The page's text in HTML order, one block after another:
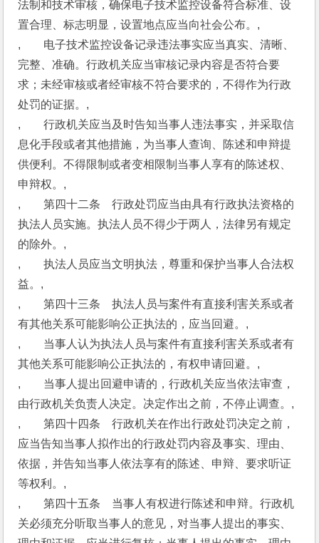
法制和技术审核，确保电子技术监控设备符合标准、设
置合理、标志明显，设置地点应当向社会公布。,
,　　电子技术监控设备记录违法事实应当真实、清晰、
完整、准确。行政机关应当审核记录内容是否符合要
求；未经审核或者经审核不符合要求的，不得作为行政
处罚的证据。,
,　　行政机关应当及时告知当事人违法事实，并采取信
息化手段或者其他措施，为当事人查询、陈述和申辩提
供便利。不得限制或者变相限制当事人享有的陈述权、
申辩权。,
,　　第四十二条　行政处罚应当由具有行政执法资格的
执法人员实施。执法人员不得少于两人，法律另有规定
的除外。,
,　　执法人员应当文明执法，尊重和保护当事人合法权
益。,
,　　第四十三条　执法人员与案件有直接利害关系或者
有其他关系可能影响公正执法的，应当回避。,
,　　当事人认为执法人员与案件有直接利害关系或者有
其他关系可能影响公正执法的，有权申请回避。,
,　　当事人提出回避申请的，行政机关应当依法审查，
由行政机关负责人决定。决定作出之前，不停止调查。,
,　　第四十四条　行政机关在作出行政处罚决定之前，
应当告知当事人拟作出的行政处罚内容及事实、理由、
依据，并告知当事人依法享有的陈述、申辩、要求听证
等权利。,
,　　第四十五条　当事人有权进行陈述和申辩。行政机
关必须充分听取当事人的意见，对当事人提出的事实、